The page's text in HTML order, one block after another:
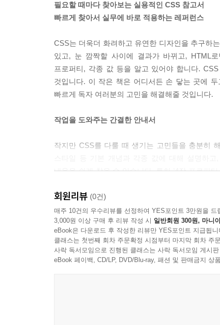
애니메이션이 가능하다면 P(Partial)로 표기했고,
필요할 때마다 찾아보는 실용적인 CSS 참고서
빠르게 찾아서 실무에 바로 적용하는 레퍼런스
CSS는 더욱더 화려하고 유연한 디자인을 추구하
있고, 눈 깜짝할 사이에 결과가 바뀌고, HTML
프로퍼티, 각종 값 등을 알고 있어야 합니다.
것입니다. 이 작은 책은 어디서든 손 닿는 곳에
빠르게 독자 여러분의 고민을 해결해줄 것입니다.
작업을 도와주는 간결한 안내서
작지만 CSS를 다룰 때 생기는 고민들을 충분히
내용을 쉽게 찾을 수 있습니다. 특히 '4장 프로퍼
최신 명세, MDN 관련 페이지 링크까지 추가하여
이 책에서 다루는 내용
-CSS 기본 개념
-HTML에 스타일 추가
회원리뷰 (0건)
매주 10건의 우수리뷰를 선정하여 YES포인트 3만원을 드
3,000원 이상 구매 후 리뷰 작성 시 일반회원 300원, 마니
eBook은 다운로드 후 작성한 리뷰만 YES포인트 지급됩니
클래스는 첫번째 회차 주문확정 시점부터 마지막 회차 주
사락 독서모임으로 진행된 클래스는 사락 독서모임 게시
eBook 페이백, CD/LP, DVD/Blu-ray, 패션 및 판매금지 상